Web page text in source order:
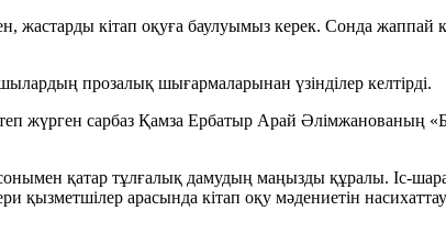
жастарды кітап оқуға баулуымыз керек. Сонда жаппай
прозалық шығармаларынан үзінділер келтірді.
жүрген сарбаз Қамза Ербатыр Арай Әлімжанованың
қатар тұлғалық дамудың маңызды құралы. Іс-
арасында кітап оқу мәдениетін